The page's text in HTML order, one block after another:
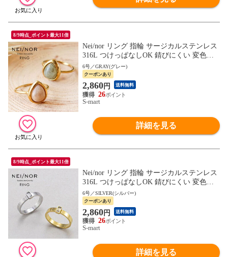
8/9時点_ポイント最大11倍
Nei/nor リング 指輪 サージカルステンレス
316L つけっぱなしOK 錆びにくい 変色し
にくい ゴールド シルバー 0084
6号／GRAY(グレー)
クーポンあり
2,860円 送料無料
26
S-mart
詳細を見る
8/9時点_ポイント最大11倍
Nei/nor リング 指輪 サージカルステンレス
316L つけっぱなしOK 錆びにくい 変色し
にくい ゴールド シルバー 0089
6号／SILVER(シルバー)
クーポンあり
2,860円 送料無料
26
S-mart
詳細を見る